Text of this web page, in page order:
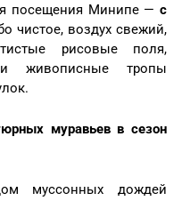
посещения Минипе — с
чистое, воздух свежий,
рисовые поля,
и живописные тропы
муравьев в сезон
муссонных дождей